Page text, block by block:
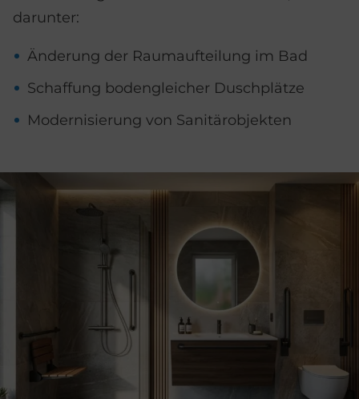
darunter:
Änderung der Raumaufteilung im Bad
Schaffung bodengleicher Duschplätze
Modernisierung von Sanitärobjekten